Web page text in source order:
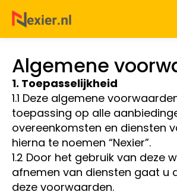
Algemene
1. Toepasselijkheid
1.1 Deze algemene
toepassing op alle
overeenkomsten en diensten
hierna te noemen “Nexier”.
1.2 Door het gebruik van deze
afnemen van diensten gaat u
deze voorwaarden.